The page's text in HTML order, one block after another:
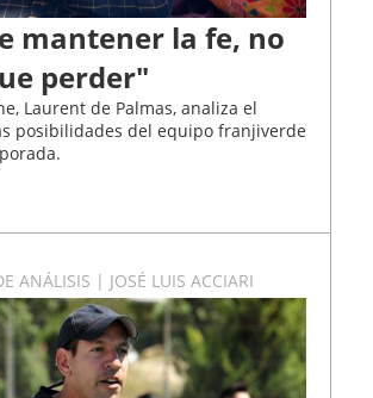
mantener la fe, no
perder"
Laurent de Palmas, analiza el
posibilidades del equipo franjiverde
ANÁLISIS | JOSÉ LUIS ACCIARI